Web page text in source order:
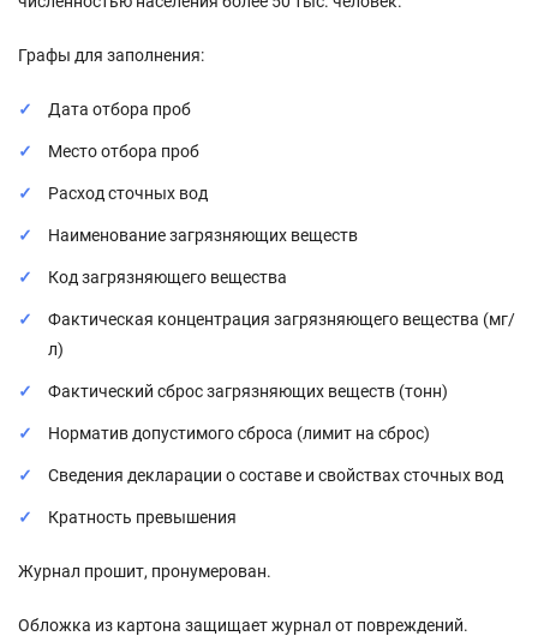
Графы для заполнения:
Дата отбора проб
Место отбора проб
Расход сточных вод
Наименование загрязняющих веществ
Код загрязняющего вещества
Фактическая концентрация загрязняющего вещества (мг/
л)
Фактический сброс загрязняющих веществ (тонн)
Норматив допустимого сброса (лимит на сброс)
Сведения декларации о составе и свойствах сточных вод
Кратность превышения
Журнал прошит, пронумерован.
Обложка из картона защищает журнал от повреждений.